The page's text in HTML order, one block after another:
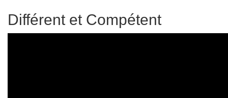
Différent et Compétent